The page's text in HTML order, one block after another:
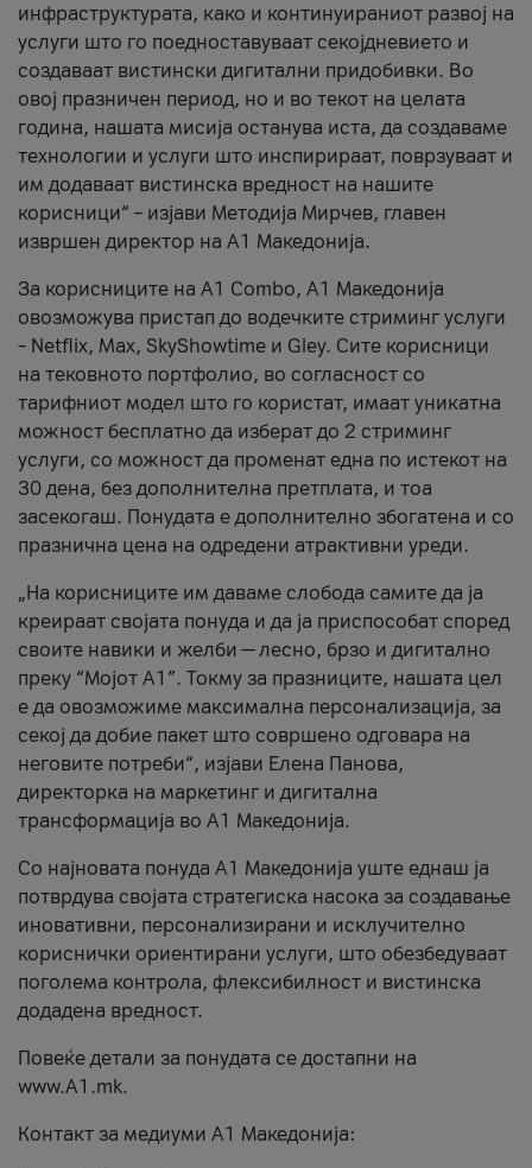
инфраструктурата, како и континуираниот развој на
услуги што го поедноставуваат секојдневието и
создаваат вистински дигитални придобивки. Во
овој празничен период, но и во текот на целата
година, нашата мисија останува иста, да создаваме
технологии и услуги што инспирираат, поврзуваат и
им додаваат вистинска вредност на нашите
корисници“ – изјави Методија Мирчев, главен
извршен директор на А1 Македонија.
За корисниците на A1 Combo, А1 Македонија
овозможува пристап до водечките стриминг услуги
– Netflix, Max, SkyShowtime и Gley. Сите корисници
на тековното портфолио, во согласност со
тарифниот модел што го користат, имаат уникатна
можност бесплатно да изберат до 2 стриминг
услуги, со можност да променат една по истекот на
30 дена, без дополнителна претплата, и тоа
засекогаш. Понудата е дополнително збогатена и со
празнична цена на одредени атрактивни уреди.
„На корисниците им даваме слобода самите да ја
креираат својата понуда и да ја приспособат според
своите навики и желби — лесно, брзо и дигитално
преку “Мојот А1”. Токму за празниците, нашата цел
е да овозможиме максимална персонализација, за
секој да добие пакет што совршено одговара на
неговите потреби“, изјави Елена Панова,
директорка на маркетинг и дигитална
трансформација во А1 Македонија.
Со најновата понуда А1 Македонија уште еднаш ја
потврдува својата стратегиска насока за создавање
иновативни, персонализирани и исклучително
кориснички ориентирани услуги, што обезбедуваат
поголема контрола, флексибилност и вистинска
додадена вредност.
Повеќе детали за понудата се достапни на
www.А1.mk.
Контакт за медиуми А1 Македонија: